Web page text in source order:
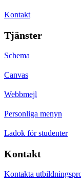
Kontakt
Tjänster
Schema
Canvas
Webbmejl
Personliga menyn
Ladok för studenter
Kontakt
Kontakta